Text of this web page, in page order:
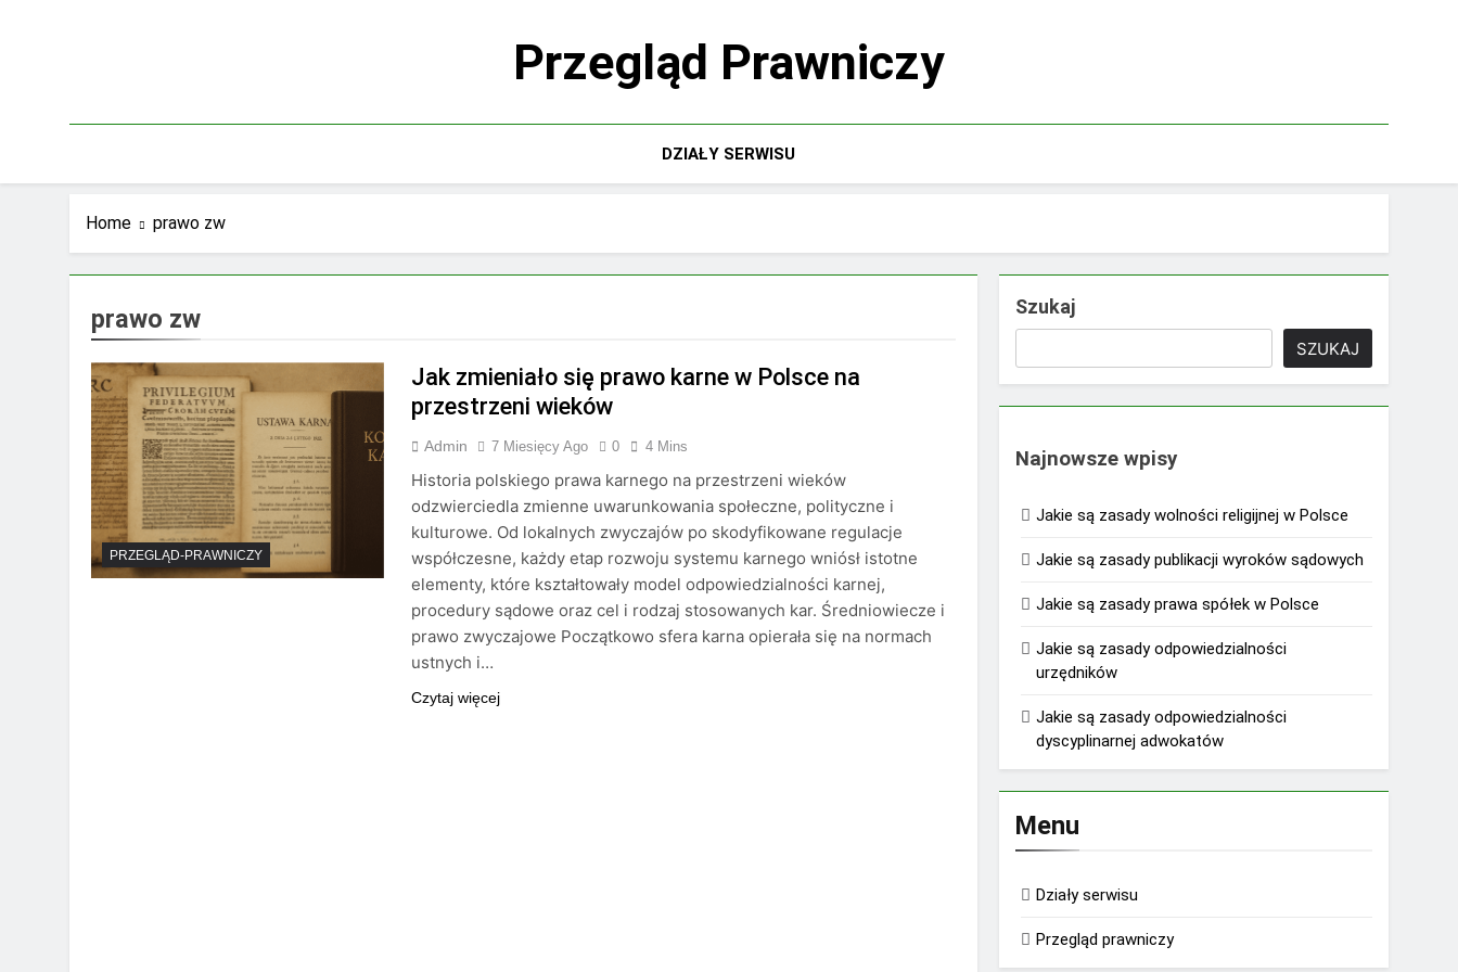
Przegląd Prawniczy
DZIAŁY SERWISU
Home prawo zw
prawo zw
PRZEGLĄD-PRAWNICZY
Jak zmieniało się prawo karne w Polsce na
przestrzeni wieków
Admin 7 Miesięcy Ago 0 4 Mins
Historia polskiego prawa karnego na przestrzeni wieków
odzwierciedla zmienne uwarunkowania społeczne, polityczne i
kulturowe. Od lokalnych zwyczajów po skodyfikowane regulacje
współczesne, każdy etap rozwoju systemu karnego wniósł istotne
elementy, które kształtowały model odpowiedzialności karnej,
procedury sądowe oraz cel i rodzaj stosowanych kar. Średniowiecze i
prawo zwyczajowe Początkowo sfera karna opierała się na normach
ustnych i…
Czytaj więcej
Szukaj
SZUKAJ
Najnowsze wpisy
Jakie są zasady wolności religijnej w Polsce
Jakie są zasady publikacji wyroków sądowych
Jakie są zasady prawa spółek w Polsce
Jakie są zasady odpowiedzialności
urzędników
Jakie są zasady odpowiedzialności
dyscyplinarnej adwokatów
Menu
Działy serwisu
Przegląd prawniczy